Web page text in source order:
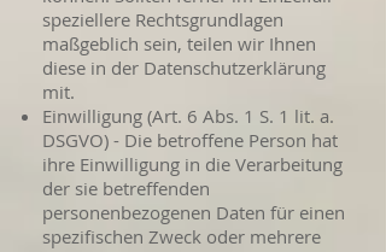
speziellere Rechtsgrundlagen
maßgeblich sein, teilen wir Ihnen
diese in der Datenschutzerklärung
mit.
Einwilligung (Art. 6 Abs. 1 S. 1 lit. a.
DSGVO) - Die betroffene Person hat
ihre Einwilligung in die Verarbeitung
der sie betreffenden
personenbezogenen Daten für einen
spezifischen Zweck oder mehrere